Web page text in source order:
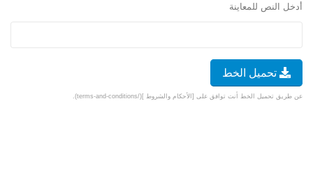
أدخل النص للمعاينة
تحميل الخط
عن طريق تحميل الخط أنت توافق على [الأحكام والشروط ](/terms-and-conditions).